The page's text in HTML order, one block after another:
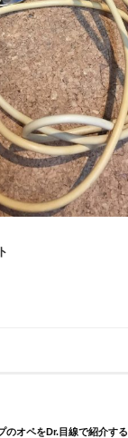
のオペをDr.目線で紹介する